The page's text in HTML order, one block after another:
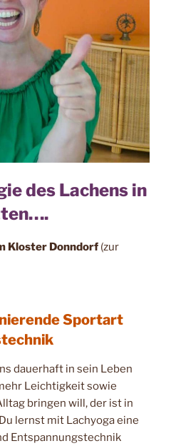
des Lachens in
Kloster Donndorf (zur
Sportart
dauerhaft in sein Leben
Leichtigkeit sowie
bringen will, der ist in
lernst mit Lachyoga eine
Entspannungstechnik